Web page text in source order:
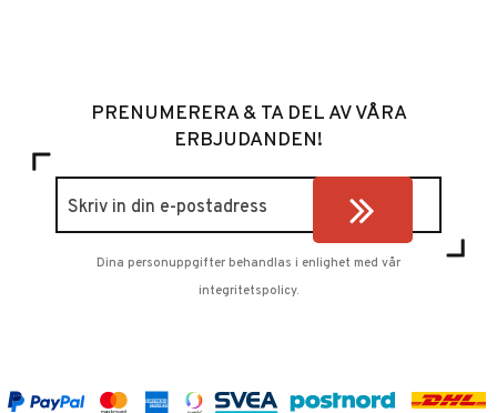
PRENUMERERA & TA DEL AV VÅRA
ERBJUDANDEN!
Dina personuppgifter behandlas i enlighet med vår
integritetspolicy.